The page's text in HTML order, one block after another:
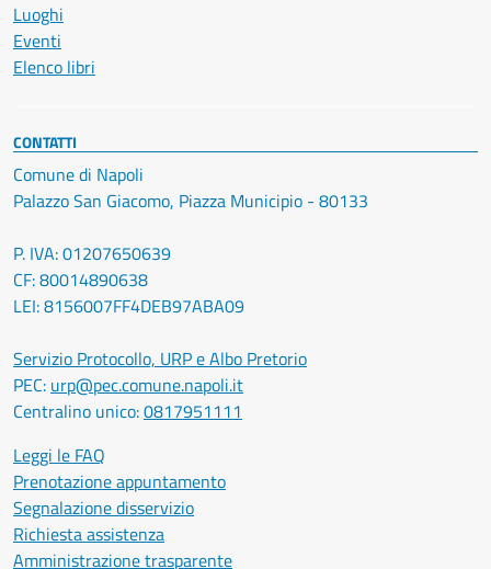
Luoghi
Eventi
Elenco libri
CONTATTI
Comune di Napoli
Palazzo San Giacomo, Piazza Municipio - 80133
P. IVA: 01207650639
CF: 80014890638
LEI: 8156007FF4DEB97ABA09
Servizio Protocollo, URP e Albo Pretorio
PEC: urp@pec.comune.napoli.it
Centralino unico:0817951111
Leggi le FAQ
Prenotazione appuntamento
Segnalazione disservizio
Richiesta assistenza
Amministrazione trasparente